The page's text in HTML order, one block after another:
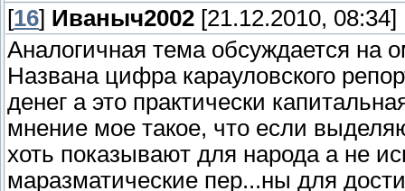
[16] Иваныч2002 [21.12.2010, 08:34]
Аналогичная тема обсуждается на
Названа цифра карауловского
денег а это практически
мнение мое такое, что если
хоть показывают для народа а не
маразматические пер...ны для